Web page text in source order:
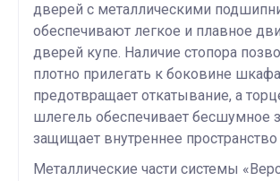
дверей с металлическими
обеспечивают легкое и плавное
дверей купе. Наличие стопора
плотно прилегать к боковине
предотвращает откатывание, а
шлегель обеспечивает бесшумное
защищает внутреннее
Металлические части системы